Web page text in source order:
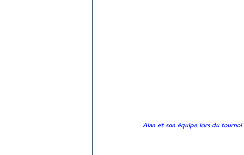
Alan et son équipe lors du